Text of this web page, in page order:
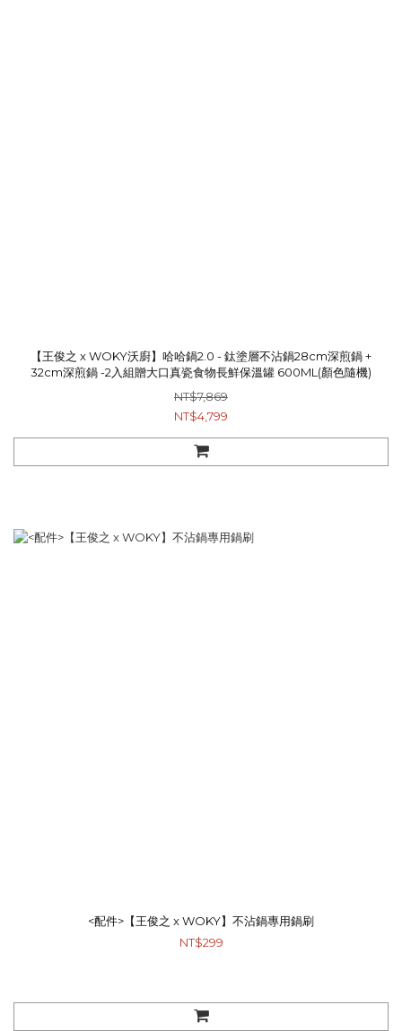
【王俊之 x WOKY沃廚】哈哈鍋2.0 - 鈦塗層不沾鍋28cm深煎鍋 +
32cm深煎鍋 -2入組贈大口真瓷食物長鮮保溫罐 600ML(顏色隨機)
NT$7,869
NT$4,799
<配件>【王俊之 x WOKY】不沾鍋專用鍋刷
NT$299